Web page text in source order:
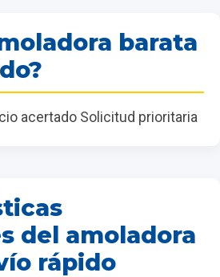
barata
acertado Solicitud prioritaria
del amoladora
rápido